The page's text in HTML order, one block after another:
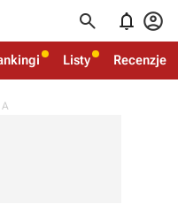
  
Listy Recenzje